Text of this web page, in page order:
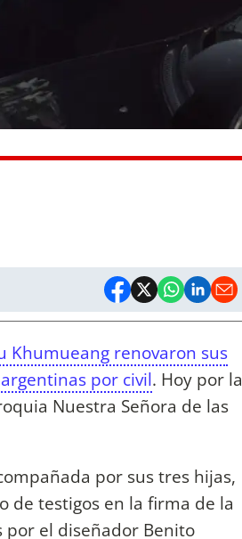
Khumueang renovaron sus
por civil. Hoy por la
Nuestra Señora de las
por sus tres hijas,
de testigos en la firma de la
el diseñador Benito